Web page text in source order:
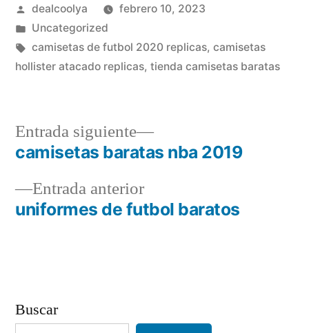
Publicado
por
dealcoolya
febrero 10, 2023
Publicado
en
Uncategorized
Etiquetas:
camisetas de futbol 2020 replicas, camisetas
hollister atacado replicas, tienda camisetas baratas
Navegación
deEntrada anteriorEntrada
anterior:
uniformes de futbol baratos
Entrada siguiente
Entrada
siguiente:
camisetas baratas nba 2019
Buscar